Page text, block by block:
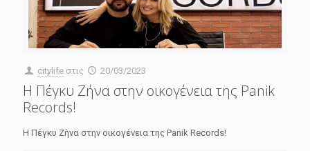
citylife στις 20/03/2023
Η Πέγκυ Ζήνα στην οικογένεια της Panik
Records!
Η Πέγκυ Ζήνα στην οικογένεια της Panik Records!